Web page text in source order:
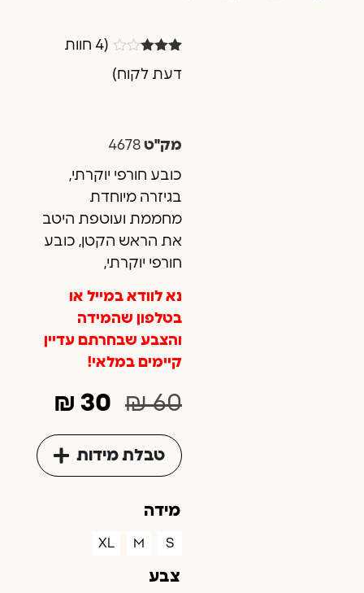
3.00
של
לקוחות
(
4 חוות
דעת לקוח)
מק"ט 4678
כובע חורפי יוקרתי,
בגיזרה מיוחדת
מחממת ועוטפת היטב
את הראש הקטן, כובע
חורפי יוקרתי,
נא לוודא במייל או
בטלפון שהמידה
והצבע שבחרתם עדיין
קיימים במלאי!
₪60
₪ 30
טבלת מידות
מידה
S
M
XL
צבע